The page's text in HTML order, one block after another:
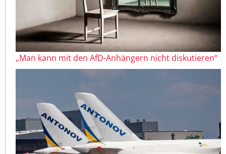
„Man kann mit den AfD-Anhängern nicht diskutieren“